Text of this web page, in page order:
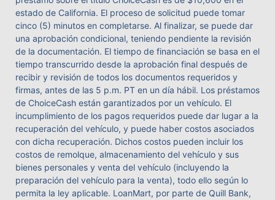
estado de California. El proceso de solicitud puede tomar
cinco (5) minutos en completarse. Al finalizar, se puede dar
una aprobación condicional, teniendo pendiente la revisión
de la documentación. El tiempo de financiación se basa en el
tiempo transcurrido desde la aprobación final después de
recibir y revisión de todos los documentos requeridos y
firmas, antes de las 5 p.m. PT en un día hábil. Los préstamos
de ChoiceCash están garantizados por un vehículo. El
incumplimiento de los pagos requeridos puede dar lugar a la
recuperación del vehículo, y puede haber costos asociados
con dicha recuperación. Dichos costos pueden incluir los
costos de remolque, almacenamiento del vehículo y sus
bienes personales y venta del vehículo (incluyendo la
preparación del vehículo para la venta), todo ello según lo
permita la ley aplicable. LoanMart, por parte de Quill Bank,